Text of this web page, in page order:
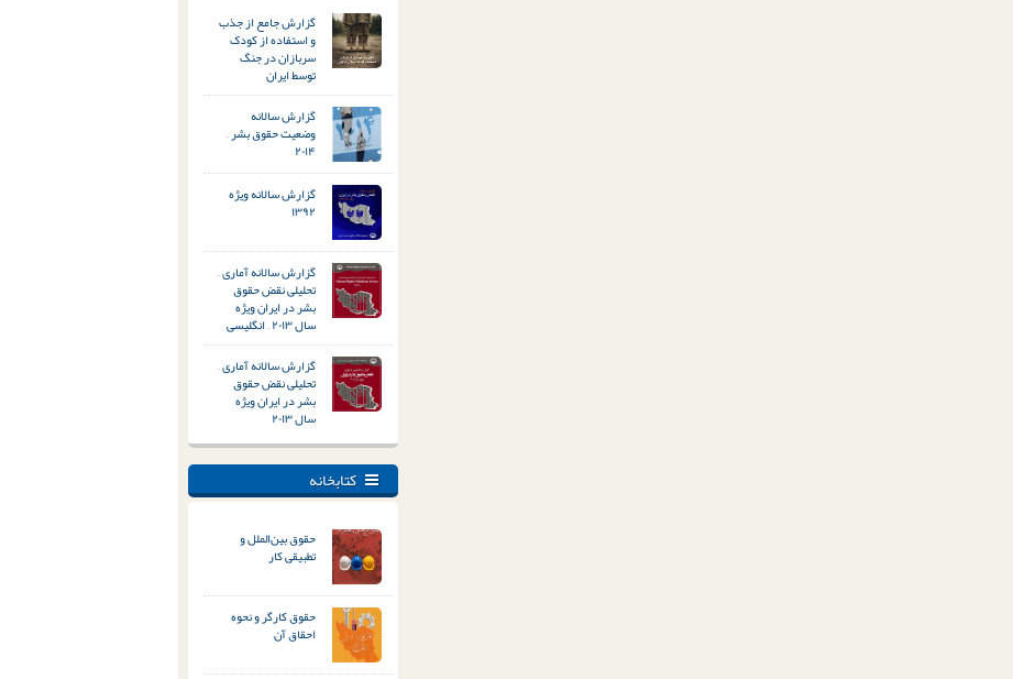
گزارش جامع از جذب
و استفاده از کودک
سربازان در جنگ
توسط ایران
گزارش سالانه
وضعیت حقوق بشر –
۲۰۱۴
گزارش سالانه ویژه
۱۳۹۲
گزارش سالانه آماری –
تحلیلی نقض حقوق
بشر در ایران ویژه
سال ۲۰۱۳ – انگلیسی
گزارش سالانه آماری –
تحلیلی نقض حقوق
بشر در ایران ویژه
سال ۲۰۱۳
کتابخانه
حقوق بین‌الملل و
تطبیقی کار
حقوق کارگر و نحوه
احقاق آن